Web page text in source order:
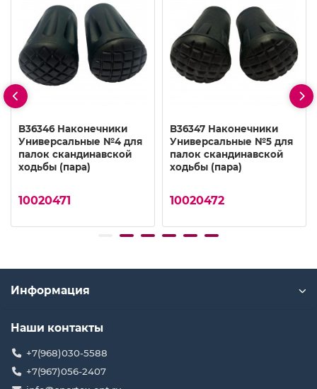
B36346 Наконечники
Универсальные №4 для
палок скандинавской
ходьбы (пара)
10020471
B36347 Наконечники
Универсальные №5 для
палок скандинавской
ходьбы (пара)
10020472
Информация
Наши контакты
+7(968)030-5588
+7(967)056-2407